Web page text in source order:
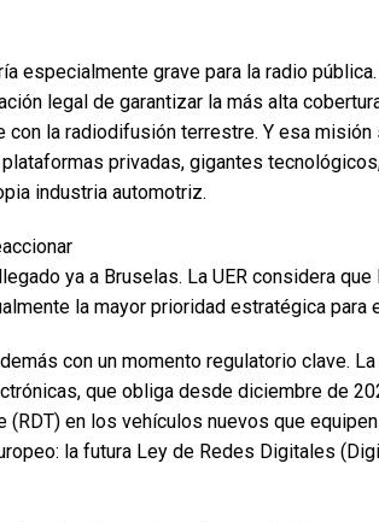
especialmente grave para la radio
legal de garantizar la más alta
con la radiodifusión terrestre. Y esa
privadas, gigantes
industria automotriz.
ya a Bruselas. La UER considera
la mayor prioridad estratégica para
con un momento regulatorio clave.
que obliga desde diciembre de
(RDT) en los vehículos nuevos que
la futura Ley de Redes Digitales